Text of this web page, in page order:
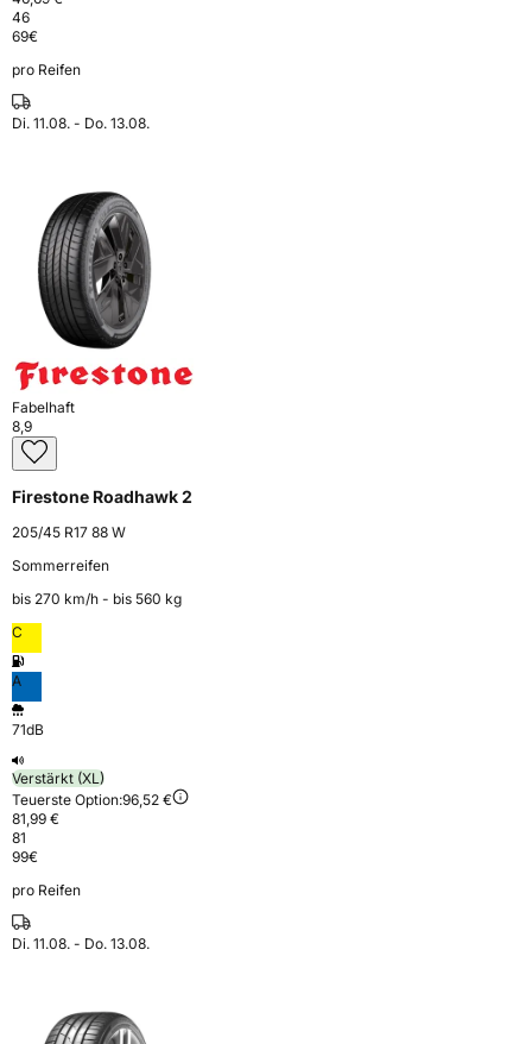
46
69€
pro Reifen
Di. 11.08. - Do. 13.08.
Fabelhaft
8,9
Firestone Roadhawk 2
205/45 R17 88 W
Sommerreifen
bis 270 km⁠/⁠h - bis 560 kg
C
A
71dB
Verstärkt (XL)
Teuerste Option:96,52 €
81,99 €
81
99€
pro Reifen
Di. 11.08. - Do. 13.08.